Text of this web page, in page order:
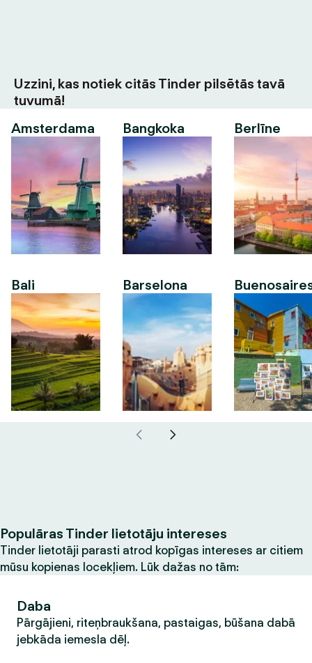
Uzzini, kas notiek citās Tinder pilsētās tavā
tuvumā!
Amsterdama
Bali
Bangkoka
Barselona
Berlīne
Populāras Tinder lietotāju intereses
Tinder lietotāji parasti atrod kopīgas intereses ar citiem
mūsu kopienas locekļiem. Lūk dažas no tām:
Daba
Pārgājieni, riteņbraukšana, pastaigas, būšana dabā
jebkāda iemesla dēļ.